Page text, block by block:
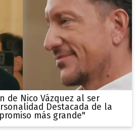
de Nico Vázquez al ser
Destacada de la
más grande"